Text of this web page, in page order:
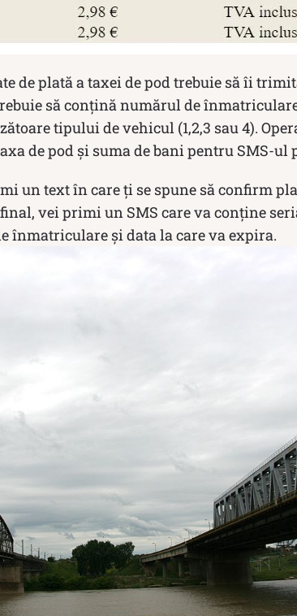
de plată a taxei de pod trebuie să îi
să conțină numărul de
tipului de vehicul (1,2,3 sau 4).
de pod și suma de bani pentru SMS-ul
un text în care ți se spune să confirm
vei primi un SMS care va conține
înmatriculare și data la care va expira.